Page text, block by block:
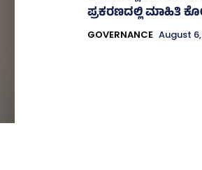
ಪ್ರಕರಣದಲ್ಲಿ ಮಾಹಿತಿ
GOVERNANCE August